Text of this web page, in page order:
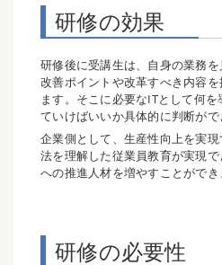
研修の効果
研修後に受講生は、自身の業務を
改善ポイントや改革すべき内容
ます。そこに必要なITとして何
ていけばいいか具体的に判断がで
企業側として、生産性向上を実
法を理解した従業員教育が実現
への推進人材を増やすことができ
研修の必要性